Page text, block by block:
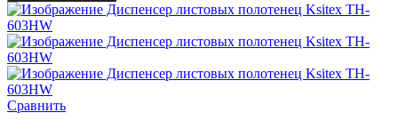
Сравнить